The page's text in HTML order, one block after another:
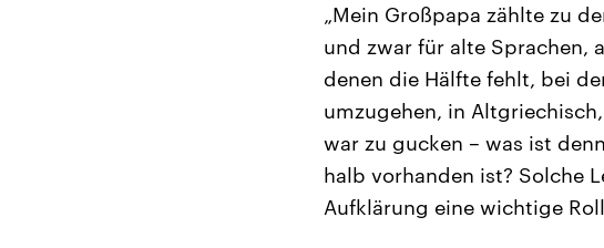
„Mein Großpapa zählte zu
und zwar für alte Sprachen,
denen die Hälfte fehlt, bei
umzugehen, in
war zu gucken – was ist
halb vorhanden ist? Solche
Aufklärung eine wichtige